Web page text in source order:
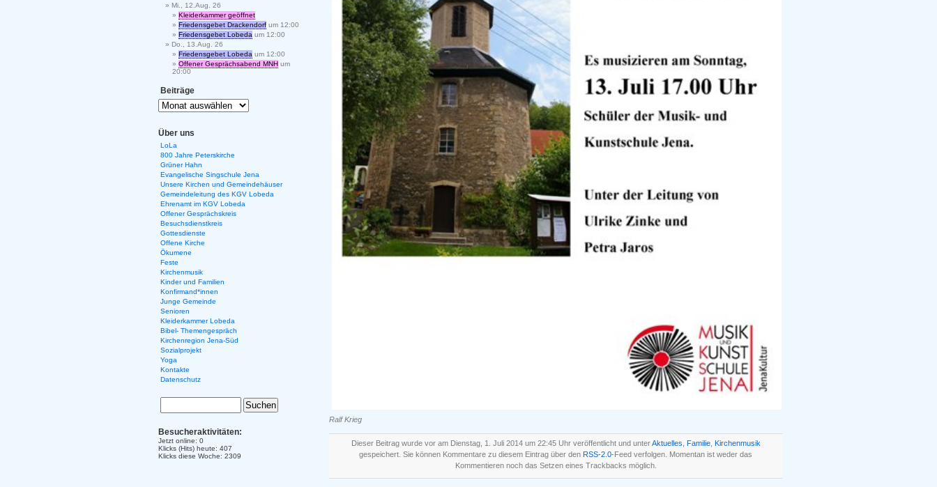
Ralf Krieg
Dieser Beitrag wurde vor am Dienstag, 1. Juli 2014 um 22:45 Uhr veröffentlicht und unterAktuelles Familie, Kirchenmusik
gespeichert. Sie können Kommentare zu diesem Eintrag über den RSS-2.0-Feed verfolgen. Momentan ist weder das
Kommentieren noch das Setzen eines Trackbacks möglich.
Mi., 12.Aug. 26
Kleiderkammer geöffnet
Friedensgebet Drackendorf um 12:00
Friedensgebet Lobeda um 12:00
Do., 13.Aug. 26
Friedensgebet Lobeda um 12:00
Offener Gesprächsabend MNH um
20:00
Beiträge
Über uns
LoLa
800 Jahre Peterskirche
Grüner Hahn
Evangelische Singschule Jena
Unsere Kirchen und Gemeindehäuser
Gemeindeleitung des KGV Lobeda
Ehrenamt im KGV Lobeda
Offener Gesprächskreis
Besuchsdienstkreis
Gottesdienste
Offene Kirche
Ökumene
Feste
Kirchenmusik
Kinder und Familien
Konfirmand*innen
Junge Gemeinde
Senioren
Kleiderkammer Lobeda
Bibel- Themengespräch
Kirchenregion Jena-Süd
Sozialprojekt
Yoga
Kontakte
Datenschutz
Besucheraktivitäten:
Jetzt online: 0
Klicks (Hits) heute: 407
Klicks diese Woche: 2309